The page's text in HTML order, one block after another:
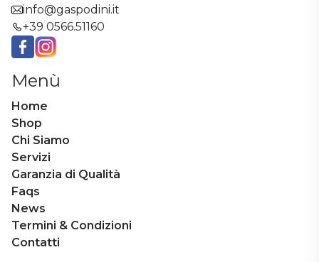
info@gaspodini.it
+39 0566.51160
Menù
Home
Shop
Chi Siamo
Servizi
Garanzia di Qualità
Faqs
News
Termini & Condizioni
Contatti